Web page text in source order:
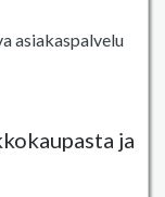
asiakaspalvelu
ja